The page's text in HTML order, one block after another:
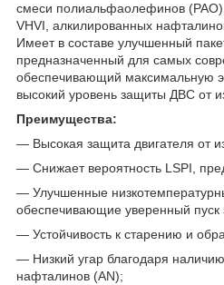
смеси полиальфаолефинов
VHVI, алкилированных
Имеет в составе улучшенный
предназначенный для самых
обеспечивающий максимальную
высокий уровень защиты ДВС от
Преимущества:
— Высокая защита двигателя от
— Снижает вероятность LSPI,
— Улучшенные
обеспечивающие уверенный пуск
— Устойчивость к старению и
— Низкий угар благодаря
нафталинов (AN);